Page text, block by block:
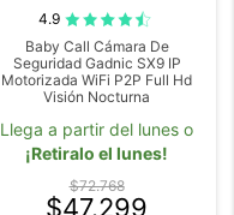
4.9
Baby Call Cámara De
Seguridad Gadnic SX9 IP
Motorizada WiFi P2P Full Hd
Visión Nocturna
Llega a partir del lunes o
¡Retiralo el lunes!
$72.768
$47.299